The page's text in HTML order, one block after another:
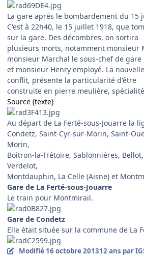
La gare après le bombardement du 15
C'est à 22h40, le 15 juillet 1918, que
sur la gare. Des décombres, on sortira
plusieurs morts, notamment monsieur
monsieur Marchal le sous-chef de gare
et monsieur Henry employé. La
conflit, présente la particularité d'être
construite en pierre meulière,
Source (texte)
Au départ de La Ferté-sous-Jouarre la
Condetz, Saint-Cyr-sur-Morin, Saint-
Morin,
Boitron-la-Trétoire, Sablonnières,
Verdelot,
Montdauphin, La Celle (Aisne) et
Gare de La Ferté-sous-Jouarre
Le train pour Montmirail.
Gare de Condetz
Elle était située sur la commune de La
Modifié 16 octobre 201312 ans par